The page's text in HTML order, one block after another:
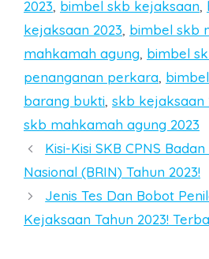
2023, bimbel skb kejaksaan,
kejaksaan 2023, bimbel skb
mahkamah agung, bimbel
penanganan perkara,
barang bukti, skb kejaksaan
skb mahkamah agung 2023
Post
navigation
Kisi-Kisi SKB CPNS
Nasional (BRIN) Tahun 2023!
Jenis Tes Dan Bobot
Kejaksaan Tahun 2023!